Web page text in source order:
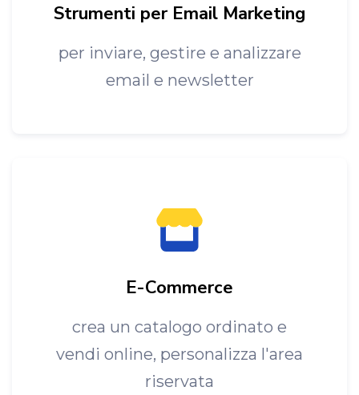
Strumenti per Email Marketing
per inviare, gestire e analizzare
email e newsletter
E-Commerce
crea un catalogo ordinato e
vendi online, personalizza l'area
riservata